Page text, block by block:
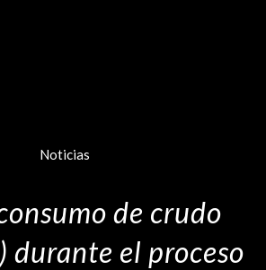
Noticias
de crudo
durante el proceso